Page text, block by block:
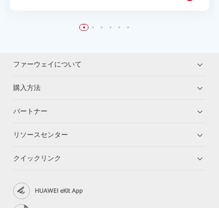
ファーウェイについて
購入方法
パートナー
リソースセンター
クイックリンク
HUAWEI eKit App